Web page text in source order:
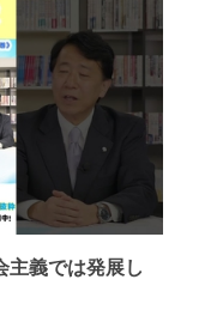
主義では発展し